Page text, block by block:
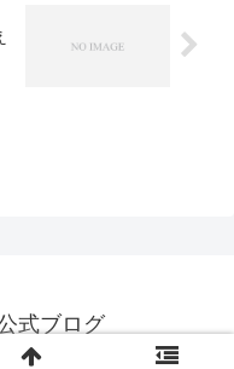
式ブログ
公式ブログ.